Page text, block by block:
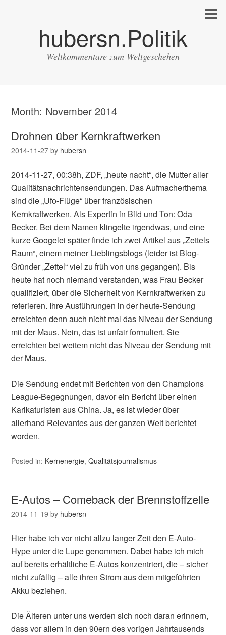
hubersn.Politik
Weltkommentare zum Weltgeschehen
Month: November 2014
Drohnen über Kernkraftwerken
2014-11-27 by hubersn
2014-11-27, 00:38h, ZDF, „heute nacht“, die Mutter aller
Qualitätsnachrichtensendungen. Das Aufmacherthema
sind die „Ufo-Flüge“ über französischen
Kernkraftwerken. Als Expertin in Bild und Ton: Oda
Becker. Bei dem Namen klingelte irgendwas, und eine
kurze Googelei später finde ichzwei Artikel aus „Zettels
Raum“, einem meiner Lieblingsblogs (leider ist Blog-
Gründer „Zettel“ viel zu früh von uns gegangen). Bis
heute hat noch niemand verstanden, was Frau Becker
qualifiziert, über die Sicherheit von Kernkraftwerken zu
referieren. Ihre Ausführungen in der heute-Sendung
erreichten denn auch nicht mal das Niveau der Sendung
mit der Maus. Nein, das ist unfair formuliert. Sie
erreichten bei weitem nicht das Niveau der Sendung mit
der Maus.
Die Sendung endet mit Berichten von den Champions
League-Begegnungen, davor ein Bericht über einen
Karikaturisten aus China. Ja, es ist wieder über
allerhand Relevantes aus der ganzen Welt berichtet
worden.
Posted in: Kernenergie,Qualitätsjournalismus
E-Autos – Comeback der Brennstoffzelle
2014-11-19 by hubersn
Hierhabe ich vor nicht allzu langer Zeit den E-Auto-
Hype unter die Lupe genommen. Dabei habe ich mich
auf bereits erhältliche E-Autos konzentriert, die – sicher
nicht zufällig – alle ihren Strom aus dem mitgeführten
Akku beziehen.
Die Älteren unter uns werden sich noch daran erinnern,
dass vor allem in den 90ern des vorigen Jahrtausends